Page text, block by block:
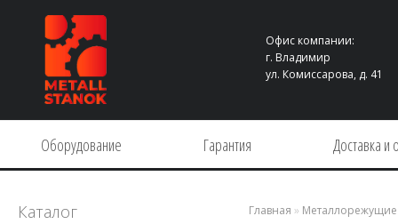
Офис компании:
г. Владимир
ул. Комиссарова, д. 41
Оборудование Гарантия Доставка и
Каталог Главная » Металлорежущие